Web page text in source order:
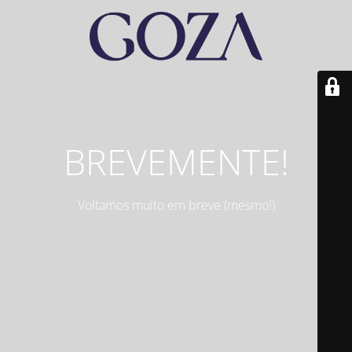
BREVEMENTE!
Voltamos muito em breve (mesmo!)